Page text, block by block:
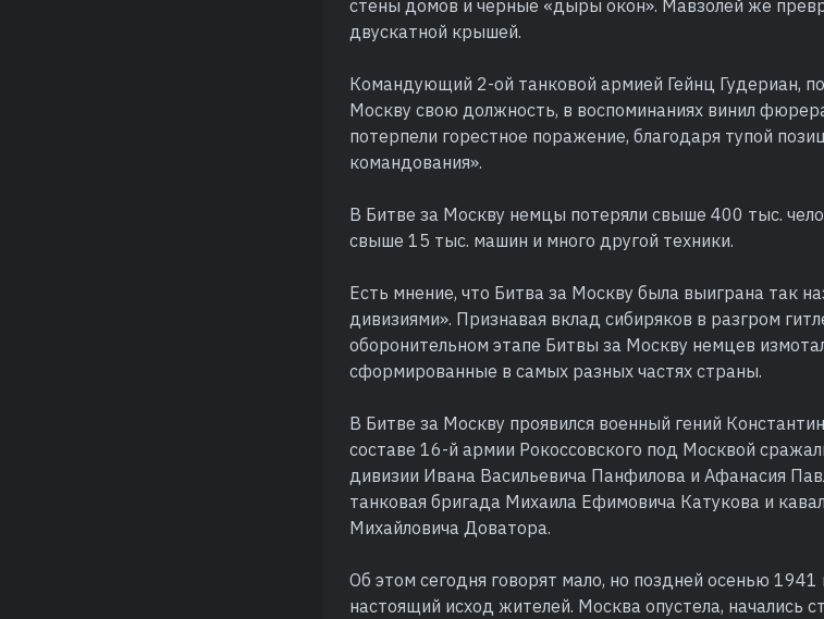
стены домов и черные «дыры окон». Мавзолей же
двускатной крышей.
Командующий 2-ой танковой армией Гейнц Гудериан,
Москву свою должность, в воспоминаниях винил
потерпели горестное поражение, благодаря тупой
командования».
В Битве за Москву немцы потеряли свыше 400 тыс.
свыше 15 тыс. машин и много другой техники.
Есть мнение, что Битва за Москву была выиграна так
дивизиями». Признавая вклад сибиряков в разгром
оборонительном этапе Битвы за Москву немцев
сформированные в самых разных частях страны.
В Битве за Москву проявился военный гений
составе 16-й армии Рокоссовского под Москвой
дивизии Ивана Васильевича Панфилова и Афанасия
танковая бригада Михаила Ефимовича Катукова и
Михайловича Доватора.
Об этом сегодня говорят мало, но поздней осенью
настоящий исход жителей. Москва опустела, начались